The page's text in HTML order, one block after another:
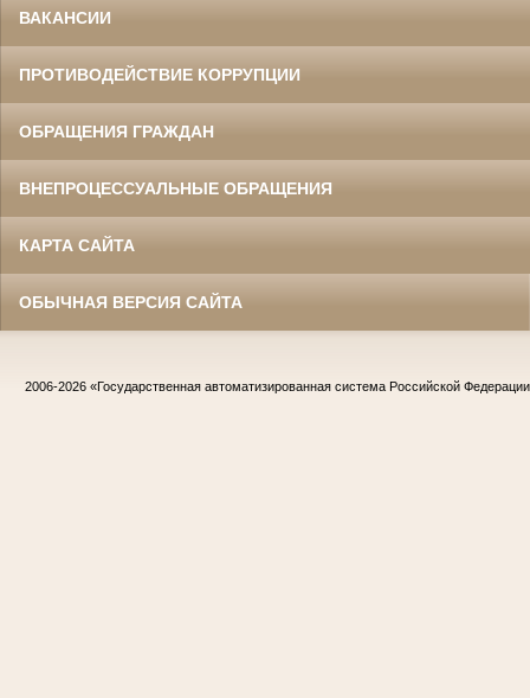
ВАКАНСИИ
ПРОТИВОДЕЙСТВИЕ КОРРУПЦИИ
ОБРАЩЕНИЯ ГРАЖДАН
ВНЕПРОЦЕССУАЛЬНЫЕ ОБРАЩЕНИЯ
КАРТА САЙТА
ОБЫЧНАЯ ВЕРСИЯ САЙТА
2006-2026 «Государственная автоматизированная система Российской